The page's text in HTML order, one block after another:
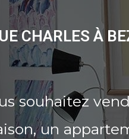
CHARLES À
souhaitez
un